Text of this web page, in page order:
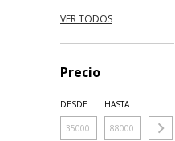
VER TODOS
Precio
DESDE HASTA